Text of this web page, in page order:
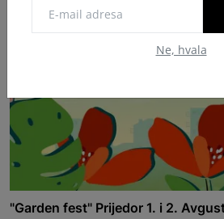
Ne, hvala
"Garden fest" Prijedor 1. i 2.